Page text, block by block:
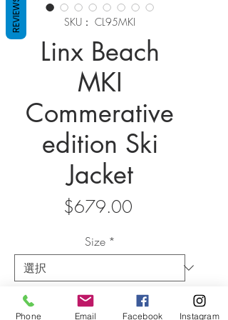
SKU： CL95MKI
Linx Beach
MKI
Commerative
edition Ski
Jacket
$679.00
Size *
数量
Phone Email Facebook Instagram
REVIEWS